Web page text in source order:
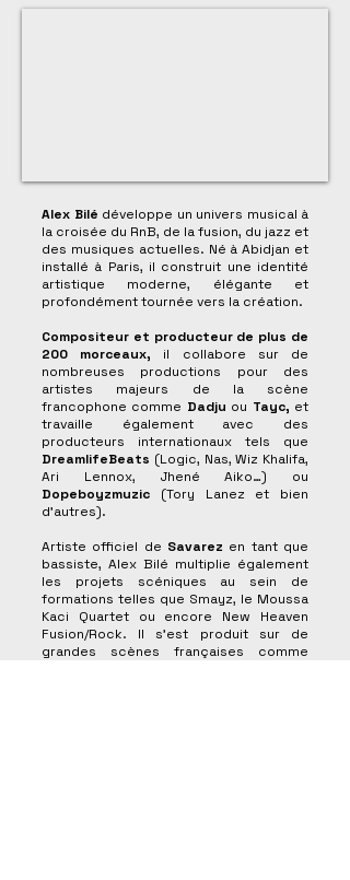
Alex Bilé développe un univers musical à
la croisée du RnB, de la fusion, du jazz et
des musiques actuelles. Né à Abidjan et
installé à Paris, il construit une identité
artistique moderne, élégante et
profondément tournée vers la création.
Compositeur et producteur de plus de
200 morceaux, il collabore sur de
nombreuses productions pour des
artistes majeurs de la scène
francophone comme Dadju ou Tayc, et
travaille également avec des
producteurs internationaux tels que
DreamlifeBeats (Logic, Nas, Wiz Khalifa,
Ari Lennox, Jhené Aiko…) ou
Dopeboyzmuzic (Tory Lanez et bien
d’autres).
Artiste officiel de Savarez en tant que
bassiste, Alex Bilé multiplie également
les projets scéniques au sein de
formations telles que Smayz, le Moussa
Kaci Quartet ou encore New Heaven
Fusion/Rock. Il s’est produit sur de
grandes scènes françaises comme